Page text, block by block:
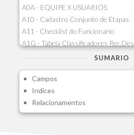
A0A - EQUIPE X USUARIOS
A10 - Cadastro Conjunto de Etapas
A11 - Checklist do Funcionario
A1G - Tabela Classificadores Rec.Des
A1H - Itens Tabela Classif.Rec.Desp.
A1J - Itens Aglutinadores Visao
A1N - Tipos de Card
A1O - Cards Dashboard
A1P - Tipos de Charts
SUMARIO
Campos
Indices
Relacionamentos